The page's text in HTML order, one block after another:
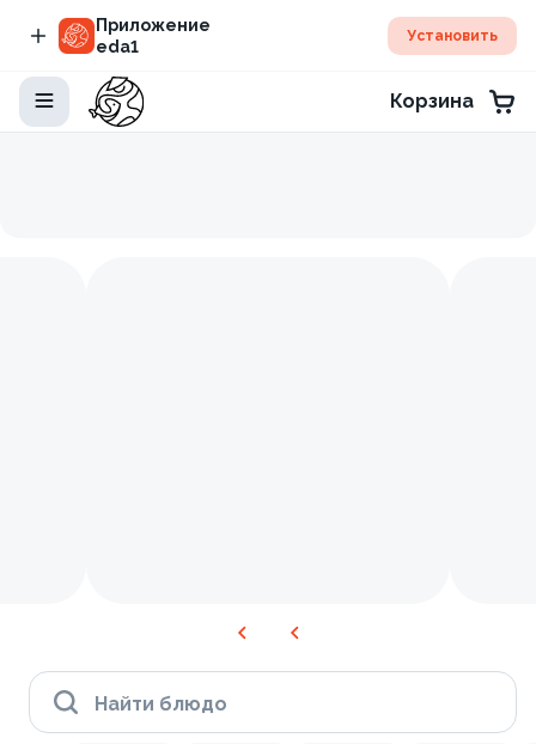
Приложение
eda1
Установить
Корзина
Найти блюдо